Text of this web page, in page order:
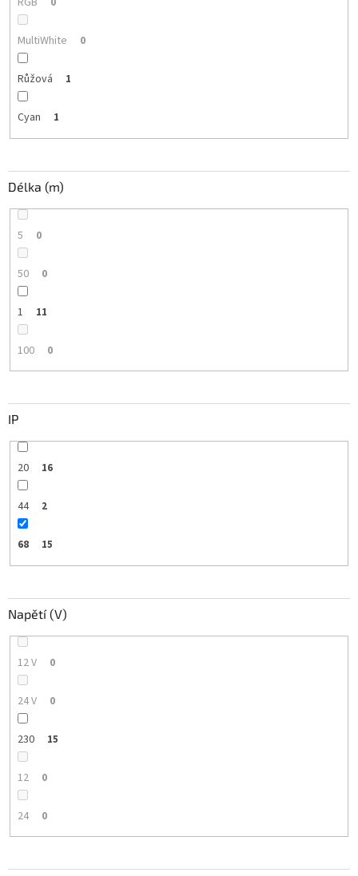
MultiWhite 0
Růžová 1
Cyan 1
Délka (m)
5 0
50 0
1 11
100 0
IP
20 16
44 2
68 15
Napětí (V)
12 V 0
24 V 0
230 15
12 0
24 0